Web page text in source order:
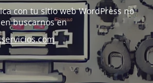
con tu sitio web WordPress no
buscarnos en